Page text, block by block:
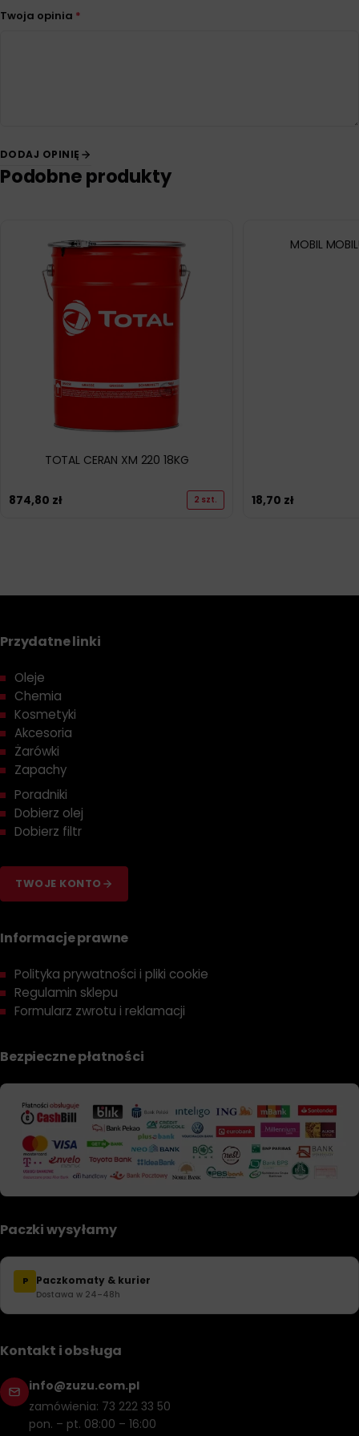
Twoja opinia *
DODAJ OPINIĘ
Podobne produkty
TOTAL CERAN XM 220 18KG
874,80 zł 2 szt.
MOBIL
18,70 zł
Przydatne linki
Oleje
Chemia
Kosmetyki
Akcesoria
Żarówki
Zapachy
Poradniki
Dobierz olej
Dobierz filtr
TWOJE KONTO
Informacje prawne
Polityka prywatności i pliki cookie
Regulamin sklepu
Formularz zwrotu i reklamacji
Bezpieczne płatności
Paczki wysyłamy
P Paczkomaty & kurier
Dostawa w 24–48h
Kontakt i obsługa
info@zuzu.com.pl
zamówienia: 73 222 33 50
pon. – pt. 08:00 – 16:00